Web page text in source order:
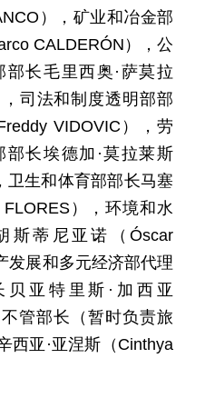
），矿业和冶金部
CALDERÓN），公
长毛里西奥·萨莫拉
，司法和制度透明部部
VIDOVIC），劳
长埃德加·莫拉莱斯
卫生和体育部部长马塞
），环境和水
斯蒂尼亚诺（Óscar
发展和多元经济部代理
亚特里斯·加西亚
不管部长（暂时负责旅
西亚·亚涅斯（Cinthya